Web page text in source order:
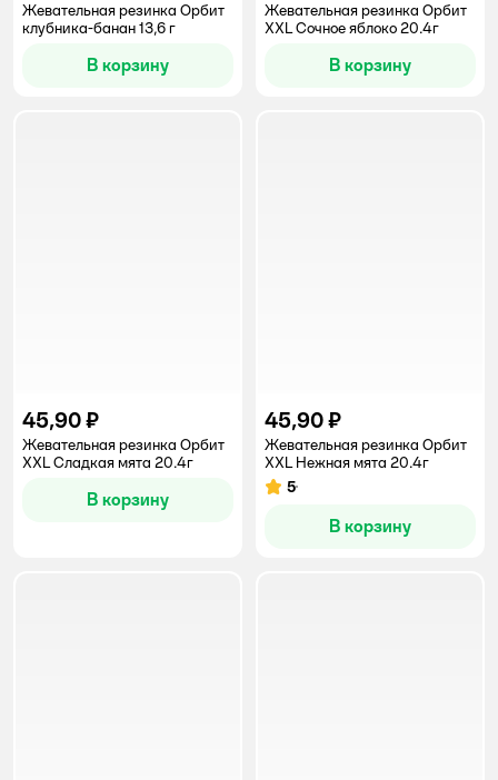
Жевательная резинка Орбит
клубника-банан 13,6 г
В корзину
Жевательная резинка Орбит
XXL Сочное яблоко 20.4г
В корзину
45,90 ₽
Жевательная резинка Орбит
XXL Сладкая мята 20.4г
В корзину
45,90 ₽
Жевательная резинка Орбит
XXL Нежная мята 20.4г
Рейтинг:
5
В корзину